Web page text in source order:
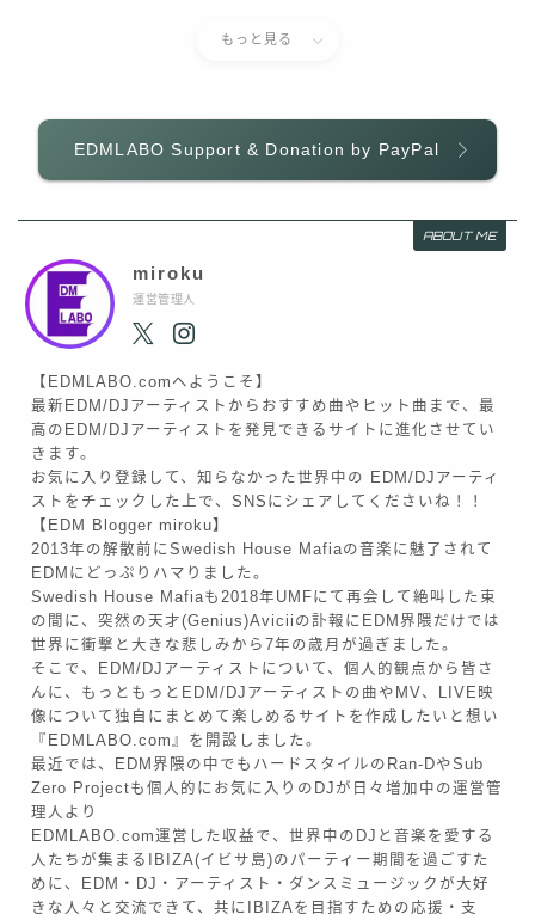
Follow Me
もっと見る
EDMLABO Support & Donation by PayPal
ABOUT ME
miroku
運営管理人
【EDMLABO.comへようこそ】
最新EDM/DJアーティストからおすすめ曲やヒット曲まで、最
高のEDM/DJアーティストを発見できるサイトに進化させてい
きます。
お気に入り登録して、知らなかった世界中の EDM/DJアーティ
ストをチェックした上で、SNSにシェアしてくださいね！！
【EDM Blogger miroku】
2013年の解散前にSwedish House Mafiaの音楽に魅了されて
EDMにどっぷりハマりました。
Swedish House Mafiaも2018年UMFにて再会して絶叫した束
の間に、突然の天才(Genius)Aviciiの訃報にEDM界隈だけでは
世界に衝撃と大きな悲しみから7年の歳月が過ぎました。
そこで、EDM/DJアーティストについて、個人的観点から皆さ
んに、もっともっとEDM/DJアーティストの曲やMV、LIVE映
像について独自にまとめて楽しめるサイトを作成したいと想い
『EDMLABO.com』を開設しました。
最近では、EDM界隈の中でもハードスタイルのRan-DやSub
Zero Projectも個人的にお気に入りのDJが日々増加中の運営管
理人より
EDMLABO.com運営した収益で、世界中のDJと音楽を愛する
人たちが集まるIBIZA(イビサ島)のパーティー期間を過ごすた
めに、EDM・DJ・アーティスト・ダンスミュージックが大好
きな人々と交流できて、共にIBIZAを目指すための応援・支